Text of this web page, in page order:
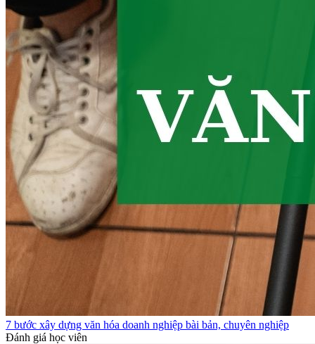
7 bước xây dựng văn hóa doanh nghiệp bài bản, chuyên nghiệp
Đánh giá học viên